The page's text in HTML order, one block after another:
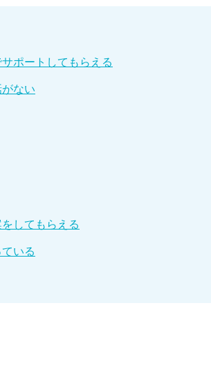
ポートしてもらえる
ない
してもらえる
いる